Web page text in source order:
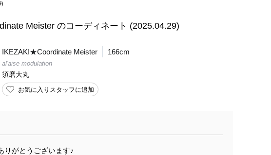
Meister のコーディネート (2025.04.29)
IKEZAKI★Coordinate Meister 166cm
al'aise modulation
須磨大丸
お気に入りスタッフに追加
りがとうございます♪